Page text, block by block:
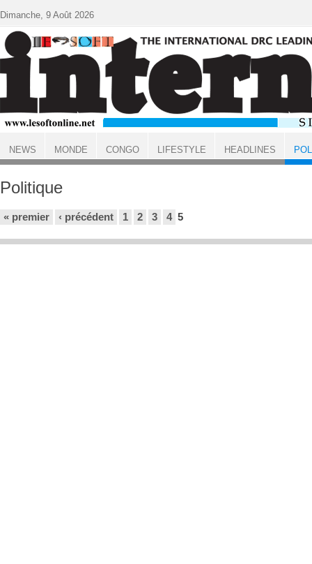
ACCUEIL
Politique
« premier ‹ précédent 1 2 3 4 5
Dimanche, 9 Août 2026
NEWS MONDE CONGO LIFESTYLE HEADLINES